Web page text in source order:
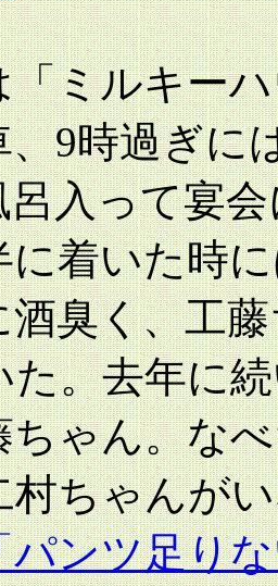
「ミルキー
9時過ぎに
入って宴
に着いた時
酒臭く、工
た。去年に
ちゃん。な
村ちゃんが
パンツ足り